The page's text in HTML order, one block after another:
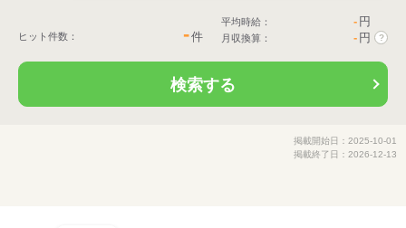
ヒット件数： -件
平均時給： - 円
月収換算： - 円 ?
検索する
掲載開始日：2025-10-01
掲載終了日：2026-12-13